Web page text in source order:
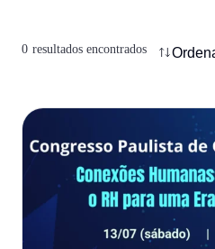
0 resultados encontrados